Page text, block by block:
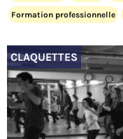
Formation professionnelle
CLAQUETTES